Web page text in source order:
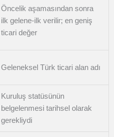
Öncelik aşamasından sonra
ilk gelene-ilk verilir; en geniş
ticari değer
Geleneksel Türk ticari alan adı
Kuruluş statüsünün
belgelenmesi tarihsel olarak
gerekliydi